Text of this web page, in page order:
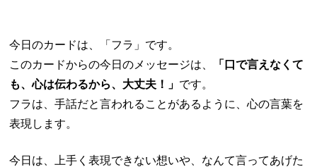
今日のカードは、「フラ」です。
このカードからの今日のメッセージは、
「口で言えなくて
も、心は伝わるから、大丈夫！」 です。
フラは、手話だと言われることがあるように、心の言葉を
表現します。
今日は、上手く表現できない想いや、なんて言ってあげた